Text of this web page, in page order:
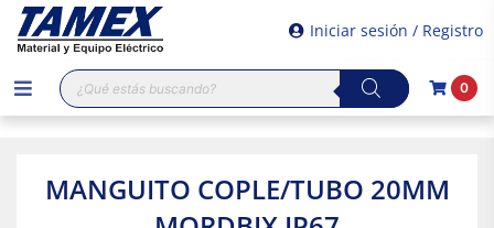
Iniciar sesión / Registro
Búsqueda
de
productos
0
MANGUITO COPLE/TUBO 20MM